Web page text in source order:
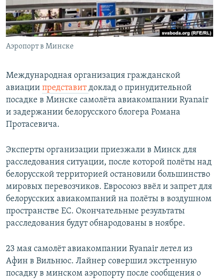
СОЦИАЛЬНЫЕ СЕТИ
Все сайты РСЕ/РС
Аэропорт в Минске
Международная организация гражданской
авиации представитдоклад о принудительной
посадке в Минске самолёта авиакомпании Ryanair
и задержании белорусского блогера Романа
Протасевича.
Эксперты организации приезжали в Минск для
расследования ситуации, после которой полёты над
белорусской территорией остановили большинство
мировых перевозчиков. Евросоюз ввёл и запрет для
белорусских авиакомпаний на полёты в воздушном
пространстве ЕС. Окончательные результаты
расследования будут обнародованы в ноябре.
23 мая самолёт авиакомпании Ryanair летел из
Афин в Вильнюс. Лайнер совершил экстренную
посадку в минском аэропорту после сообщения о